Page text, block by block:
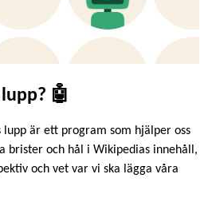
🤖
lupp är ett program som hjälper oss
brister och hål i Wikipedias innehåll,
och vet var vi ska lägga våra